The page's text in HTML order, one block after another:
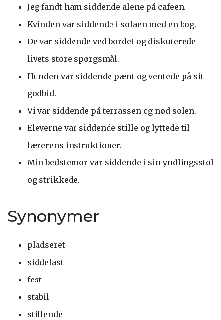
Jeg fandt ham siddende alene på cafeen.
Kvinden var siddende i sofaen med en bog.
De var siddende ved bordet og diskuterede
livets store spørgsmål.
Hunden var siddende pænt og ventede på sit
godbid.
Vi var siddende på terrassen og nød solen.
Eleverne var siddende stille og lyttede til
lærerens instruktioner.
Min bedstemor var siddende i sin yndlingsstol
og strikkede.
Synonymer
pladseret
siddefast
fest
stabil
stillende